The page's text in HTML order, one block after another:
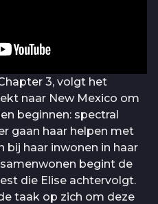
3, volgt het
naar New Mexico om
beginnen: spectral
gaan haar helpen met
bij haar inwonen in haar
begint de
die Elise achtervolgt.
taak op zich om deze